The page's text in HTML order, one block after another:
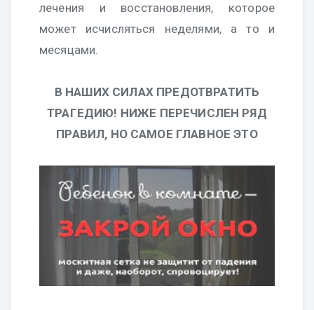
лечения и восстановления, которое
может исчисляться неделями, а то и
месяцами.
В НАШИХ СИЛАХ ПРЕДОТВРАТИТЬ
ТРАГЕДИЮ! НИЖЕ ПЕРЕЧИСЛЕН РЯД
ПРАВИЛ, НО САМОЕ ГЛАВНОЕ ЭТО